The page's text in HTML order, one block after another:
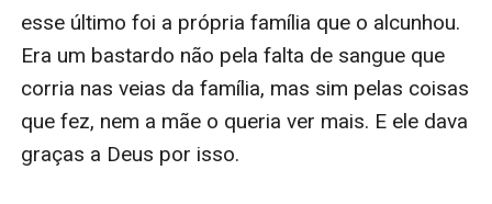
esse último foi a própria família que o alcunhou.
Era um bastardo não pela falta de sangue que
corria nas veias da família, mas sim pelas coisas
que fez, nem a mãe o queria ver mais. E ele dava
graças a Deus por isso.